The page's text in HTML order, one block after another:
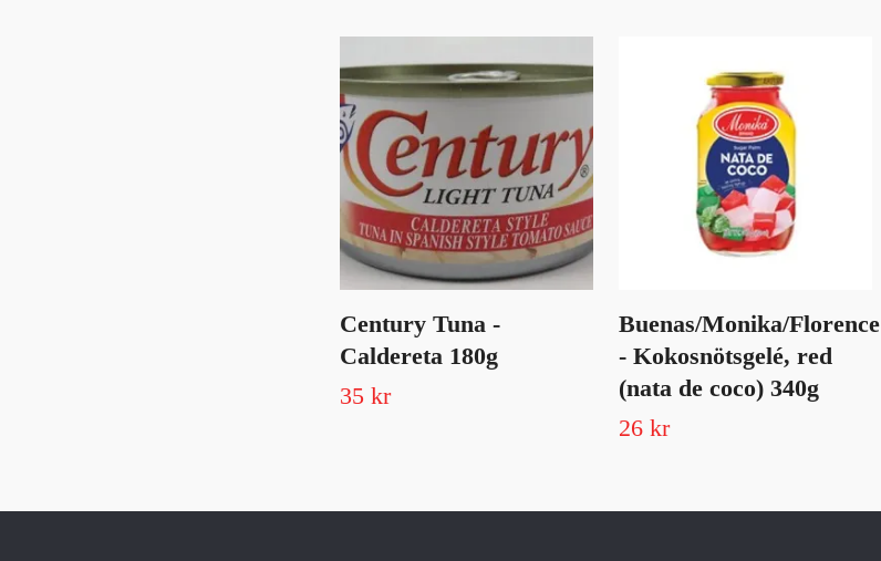
Century Tuna -
Caldereta 180g
35 kr
Buenas/Monika/Florence
- Kokosnötsgelé, red
(nata de coco) 340g
26 kr